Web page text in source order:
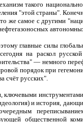
такого
"этой страны".
же самое с другими
главные силы
на раскол
— немного
порядок при
счёт русских".
ключевыми
и история,
общественной